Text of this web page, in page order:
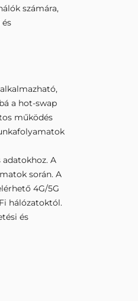
számára,
a hot-swap
működés
adatokhoz. A
során. A
4G/5G
hálózatoktól.
és